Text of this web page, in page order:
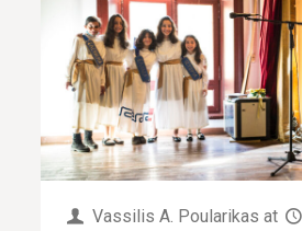
Vassilis Α. Poularikas at